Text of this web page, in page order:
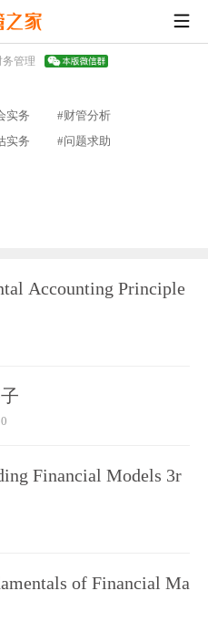
管理
实务
#财管分析
实务
#问题求助
Accounting Principle
0
Financial Models 3r
of Financial Ma